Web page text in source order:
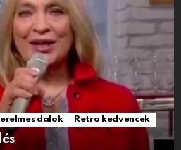
dalok Retro kedvencek